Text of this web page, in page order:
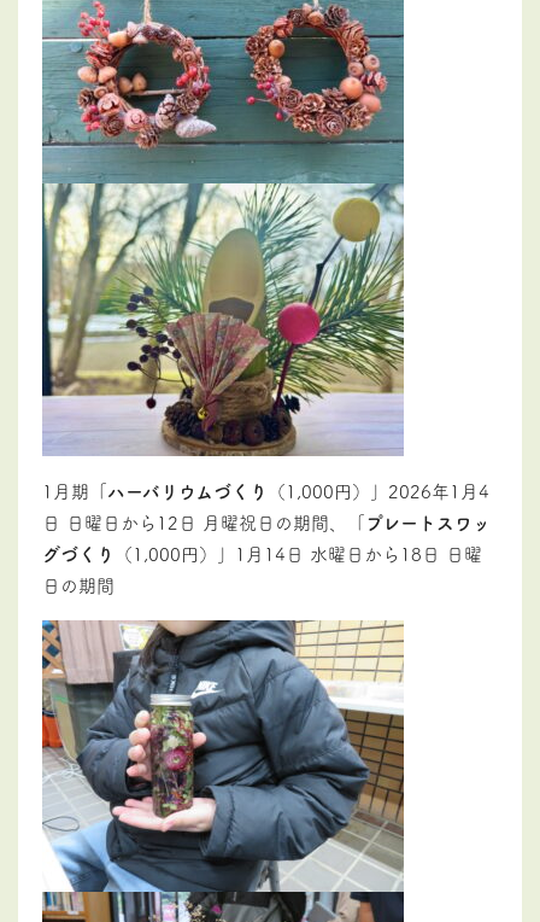
1月期「ハーバリウムづくり
（1,000円）」2026年1月4
日 日曜日から12日 月曜祝日の期間、「プレートスワッ
グづくり
（1,000円）」1月14日 水曜日から18日 日曜
日の期間